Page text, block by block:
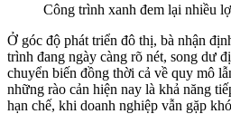
Công trình xanh đem lại nhiều
Ở góc độ phát triển đô thị, bà nhận
trình đang ngày càng rõ nét, song dư
chuyển biến đồng thời cả về quy mô
những rào cản hiện nay là khả năng
hạn chế, khi doanh nghiệp vẫn gặp